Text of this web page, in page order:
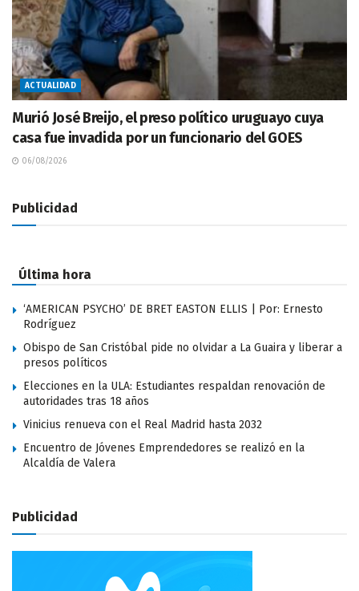
ACTUALIDAD
Murió José Breijo, el preso político uruguayo cuya
casa fue invadida por un funcionario del GOES
06/08/2026
Publicidad
Última hora
‘AMERICAN PSYCHO’ DE BRET EASTON ELLIS | Por: Ernesto
Rodríguez
Obispo de San Cristóbal pide no olvidar a La Guaira y liberar a
presos políticos
Elecciones en la ULA: Estudiantes respaldan renovación de
autoridades tras 18 años
Vinicius renueva con el Real Madrid hasta 2032
Encuentro de Jóvenes Emprendedores se realizó en la
Alcaldía de Valera
Publicidad